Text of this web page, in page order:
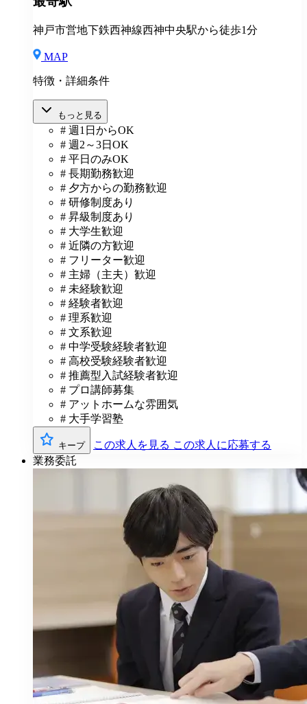
神戸市営地下鉄西神線西神中央駅から徒歩1分
MAP
特徴・詳細条件
もっと見る
# 週1日からOK
# 週2～3日OK
# 平日のみOK
# 長期勤務歓迎
# 夕方からの勤務歓迎
# 研修制度あり
# 昇級制度あり
# 大学生歓迎
# 近隣の方歓迎
# フリーター歓迎
# 主婦（主夫）歓迎
# 未経験歓迎
# 経験者歓迎
# 理系歓迎
# 文系歓迎
# 中学受験経験者歓迎
# 高校受験経験者歓迎
# 推薦型入試経験者歓迎
# プロ講師募集
# アットホームな雰囲気
# 大手学習塾
キープ この求人を見る この求人に応募する
業務委託